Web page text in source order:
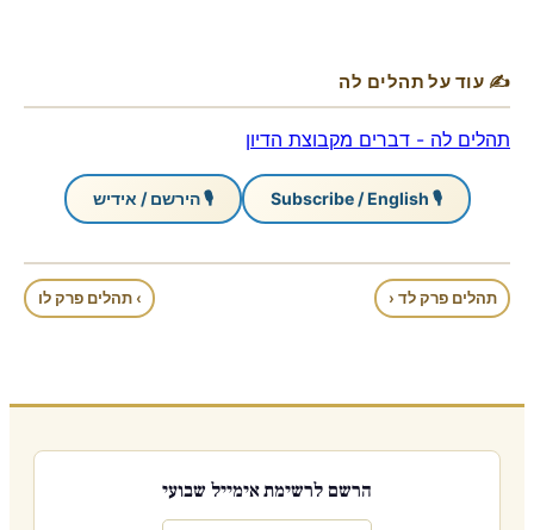
✍ עוד על תהלים לה
תהלים לה - דברים מקבוצת הדיון
🎙 Subscribe / English 🎙 הירשם / אידיש
תהלים פרק לד ‹ › תהלים פרק לו
הרשם לרשימת אימייל שבועי